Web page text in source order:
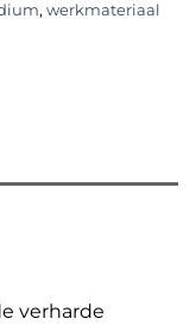
, werkmateriaal
verharde